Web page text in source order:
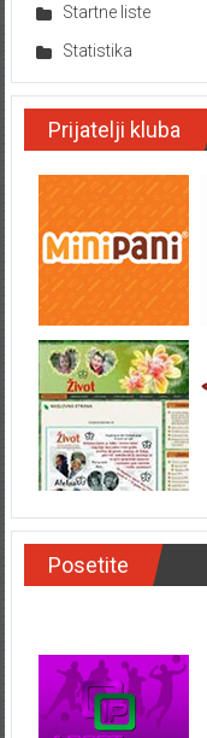
Startne liste
Statistika
Prijatelji kluba
Posetite